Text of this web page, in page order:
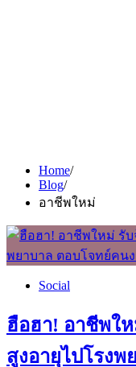
Home
Blog
อาชีพใหม่
Social
ฮือฮา! อาชีพใ
สูงอายุไปโรง